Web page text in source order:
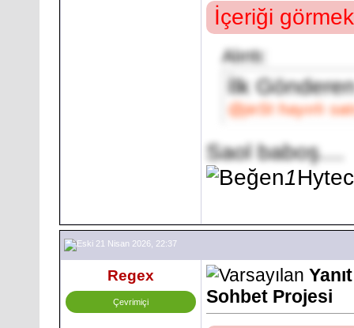
İçeriği
Alıntı:
İlk
@jeSt hayırlı
Saol baboş....
1
21 Nisan 2026, 22:37
Regex
Çevrimiçi
Sohbet Projesi